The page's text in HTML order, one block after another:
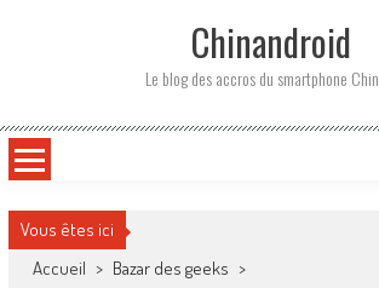
Chinandroid
Le blog des accros du smartphone
Vous êtes ici
Accueil > Bazar des geeks >